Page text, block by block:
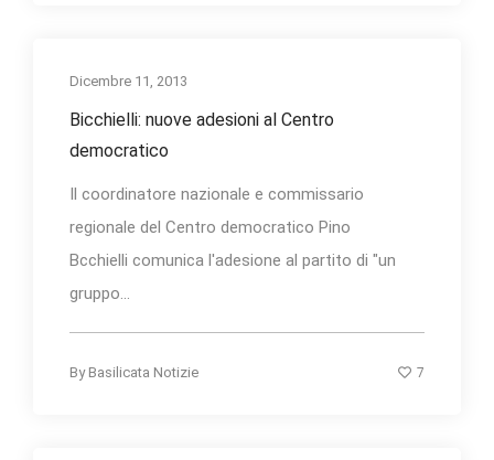
Dicembre 11, 2013
Bicchielli: nuove adesioni al Centro
democratico
Il coordinatore nazionale e commissario
regionale del Centro democratico Pino
Bcchielli comunica l'adesione al partito di "un
gruppo...
By Basilicata Notizie 7